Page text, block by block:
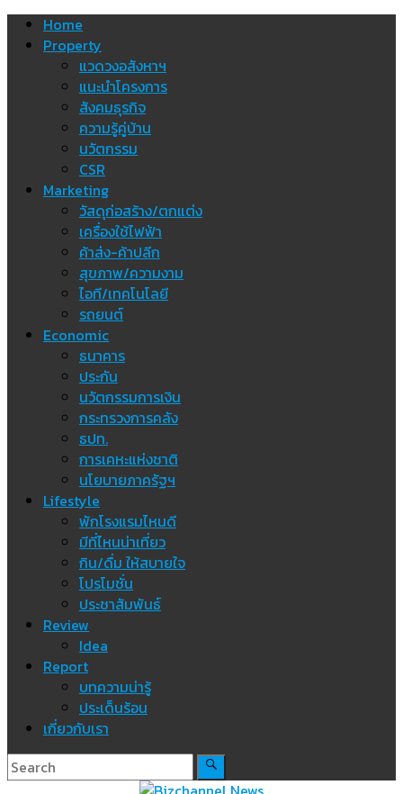
Skip Home
Property
แวดวงอสังหาฯ
แนะนำโครงการ
สังคมธุรกิจ
ความรู้คู่บ้าน
นวัตกรรม
CSR
Marketing
วัสดุก่อสร้าง/ตกแต่ง
เครื่องใช้ไฟฟ้า
ค้าส่ง-ค้าปลีก
สุขภาพ/ความงาม
ไอที/เทคโนโลยี
รถยนต์
Economic
ธนาคาร
ประกัน
นวัตกรรมการเงิน
กระทรวงการคลัง
ธปท.
การเคหะแห่งชาติ
นโยบายภาครัฐฯ
Lifestyle
พักโรงแรมไหนดี
มีที่ไหนน่าเที่ยว
กิน/ดื่ม ให้สบายใจ
โปรโมชั่น
ประชาสัมพันธ์
Review
Idea
Report
บทความน่ารู้
ประเด็นร้อน
เกี่ยวกับเรา